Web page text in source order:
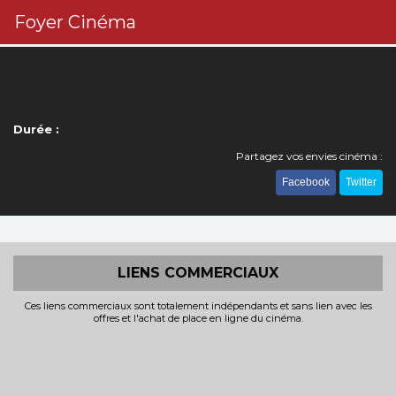
Foyer Cinéma
Durée :
Partagez vos envies cinéma :
Facebook Twitter
LIENS COMMERCIAUX
Ces liens commerciaux sont totalement indépendants et sans lien avec les
offres et l'achat de place en ligne du cinéma.